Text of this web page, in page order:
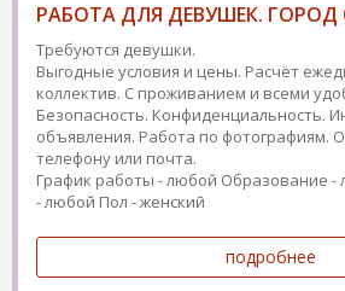
РАБОТА ДЛЯ ДЕВУШЕК. ГОРОД
Требуются девушки.
Выгодные условия и цены. Расчёт
коллектив. С проживанием и всеми
Безопасность. Конфиденциальность.
объявления. Работа по фотографиям.
телефону или почта.
График работы - любой Образование -
- любой Пол - женский
подробнее